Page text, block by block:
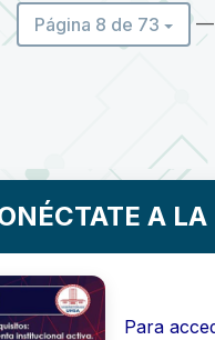
Página 8 de 73 —
A
Para